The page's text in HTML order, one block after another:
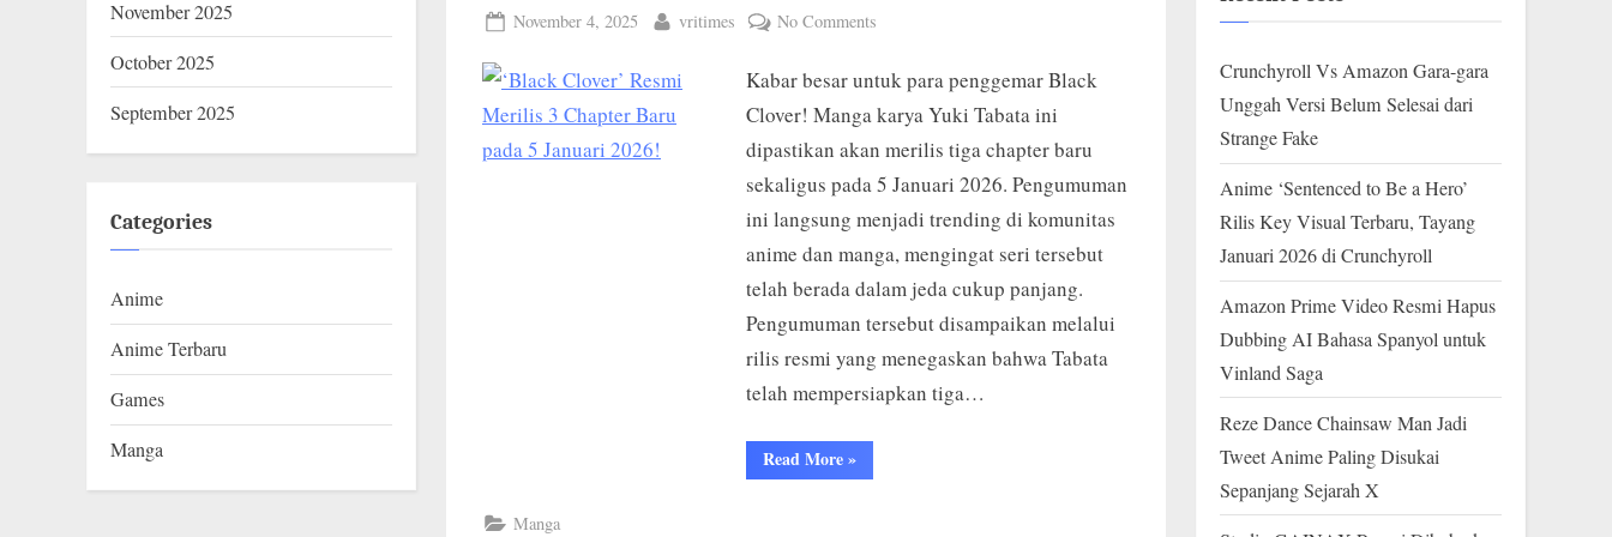
Posted
November 4, 2025 By
vritimes No Comments
Clover’
Resmi
Merilis
Baru
pada
5
Januari
Kabar besar untuk para penggemar Black
Clover! Manga karya Yuki Tabata ini
dipastikan akan merilis tiga chapter baru
sekaligus pada 5 Januari 2026. Pengumuman
ini langsung menjadi trending di komunitas
anime dan manga, mengingat seri tersebut
telah berada dalam jeda cukup panjang.
Pengumuman tersebut disampaikan melalui
rilis resmi yang menegaskan bahwa Tabata
telah mempersiapkan tiga…
Read More“‘Black
Clover’
»
Manga
November 2025
October 2025
September 2025
Categories
Anime
Anime Terbaru
Games
Manga
Crunchyroll Vs Amazon Gara-gara
Unggah Versi Belum Selesai dari
Strange Fake
Anime ‘Sentenced to Be a Hero’
Rilis Key Visual Terbaru, Tayang
Januari 2026 di Crunchyroll
Amazon Prime Video Resmi Hapus
Dubbing AI Bahasa Spanyol untuk
Vinland Saga
Reze Dance Chainsaw Man Jadi
Tweet Anime Paling Disukai
Sepanjang Sejarah X